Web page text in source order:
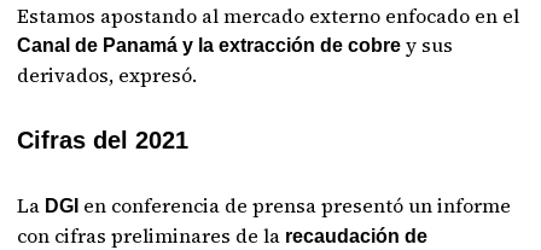
Estamos apostando al mercado externo enfocado en el
Canal de Panamá y la extracción de cobre y sus
derivados, expresó.
Cifras del 2021
La DGI en conferencia de prensa presentó un informe
con cifras preliminares de la recaudación de